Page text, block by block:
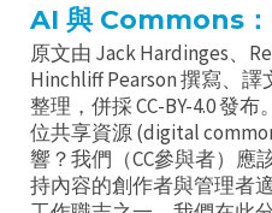
AI 與 Commons：
原文由 Jack Hardinges、
Hinchliff Pearson 撰寫、譯
整理，併採 CC-BY-4.0 發
位共享資源 (digital
響？我們（CC參與者）應
持內容的創作者與管理者